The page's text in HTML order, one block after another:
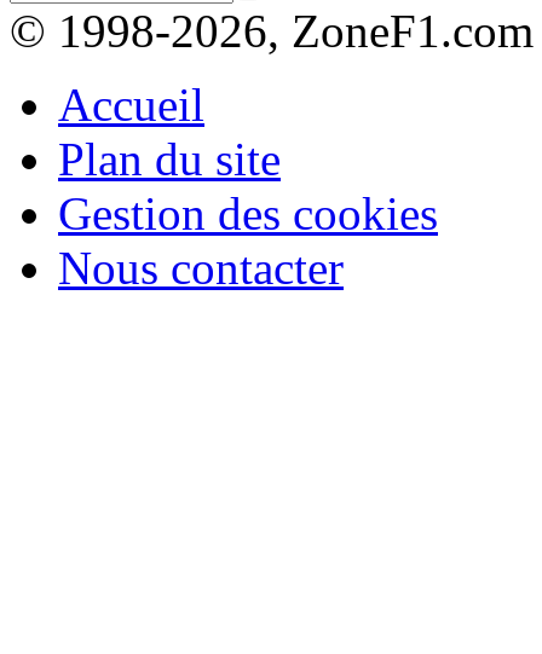
© 1998-2026, ZoneF1.com
Accueil
Plan du site
Gestion des cookies
Nous contacter